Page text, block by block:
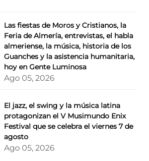
Las fiestas de Moros y Cristianos, la
Feria de Almería, entrevistas, el habla
almeriense, la música, historia de los
Guanches y la asistencia humanitaria,
hoy en Gente Luminosa
Ago 05, 2026
El jazz, el swing y la música latina
protagonizan el V Musimundo Enix
Festival que se celebra el viernes 7 de
agosto
Ago 05, 2026